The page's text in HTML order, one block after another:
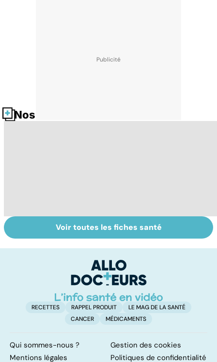
Nos fiches santé
Automutilation :
des ados en
Antibiotiques :
lutter contre la
bactéries
Voir toutes les fiches santé
RECETTES RAPPEL PRODUIT
LE MAG DE LA SANTÉ
CANCER
MÉDICAMENTS
Qui sommes-nous ?
Gestion des cookies
Mentions légales
Politiques de confidentialité